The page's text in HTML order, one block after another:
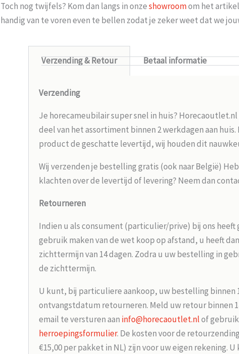
Toch nog twijfels? Kom dan langs in onzeshowroomom het
handig van te voren even te bellen zodat je zeker weet dat we
Verzending & Retour Betaal informatie
Verzending
Je horecameubilair super snel in huis?
deel van het assortiment binnen 2 werkdagen aan
product de geschatte levertijd, wij houden dit
Wij verzenden je bestelling gratis (ook naar België)
klachten over de levertijd of levering? Neem dan
Retourneren
Indien u als consument (particulier/prive) bij ons heeft
gebruik maken van de wet koop op afstand, u heeft
zichttermijn van 14 dagen. Zodra u uw bestelling in
de zichttermijn.
U kunt, bij particuliere aankoop, uw bestelling binnen
ontvangstdatum retourneren. Meld uw retour binnen
email te versturen aan info@horecaoutlet.nlof
herroepingsformulier. De kosten voor de
€15,00 per pakket in NL) zijn voor uw eigen rekening.